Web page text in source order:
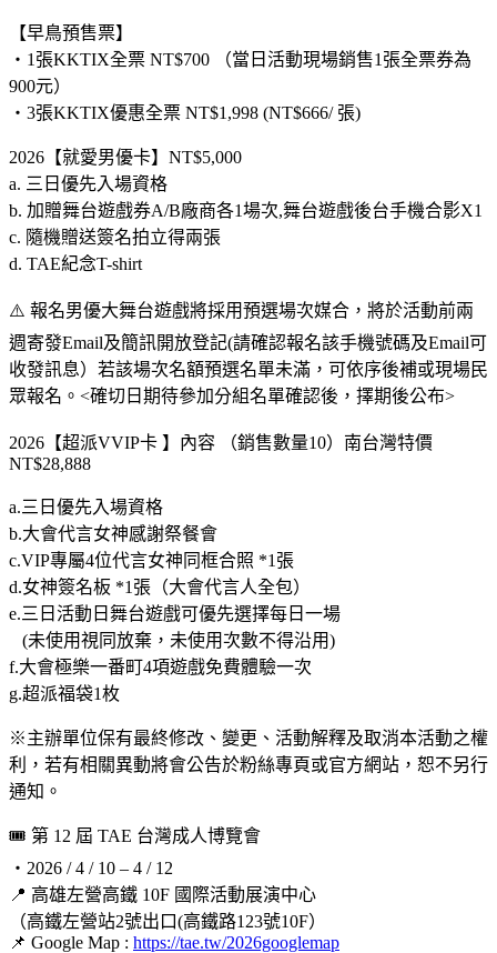
【早鳥預售票】
・1張KKTIX全票 NT$700 （當日活動現場銷售1張全票券為
900元）
・3張KKTIX優惠全票 NT$1,998 (NT$666/ 張)
2026【就愛男優卡】NT$5,000
a. 三日優先入場資格
b. 加贈舞台遊戲券A/B廠商各1場次,舞台遊戲後台手機合影X1
c. 隨機贈送簽名拍立得兩張
d. TAE紀念T-shirt
⚠️ 報名男優大舞台遊戲將採用預選場次媒合，將於活動前兩
週寄發Email及簡訊開放登記(請確認報名該手機號碼及Email可
收發訊息）若該場次名額預選名單未滿，可依序後補或現場民
眾報名。<確切日期待參加分組名單確認後，擇期後公布>
2026【超派VVIP卡 】內容 （銷售數量10）南台灣特價
NT$28,888
a.三日優先入場資格
b.大會代言女神感謝祭餐會
c.VIP專屬4位代言女神同框合照 *1張
d.女神簽名板 *1張（大會代言人全包）
e.三日活動日舞台遊戲可優先選擇每日一場
(未使用視同放棄，未使用次數不得沿用)
f.大會極樂一番町4項遊戲免費體驗一次
g.超派福袋1枚
※主辦單位保有最終修改、變更、活動解釋及取消本活動之權
利，若有相關異動將會公告於粉絲專頁或官方網站，恕不另行
通知。
🎟 第 12 屆 TAE 台灣成人博覽會
・2026 / 4 / 10 – 4 / 12
📍 高雄左營高鐵 10F 國際活動展演中心
（高鐵左營站2號出口(高鐵路123號10F）
📌 Google Map : https://tae.tw/2026googlemap